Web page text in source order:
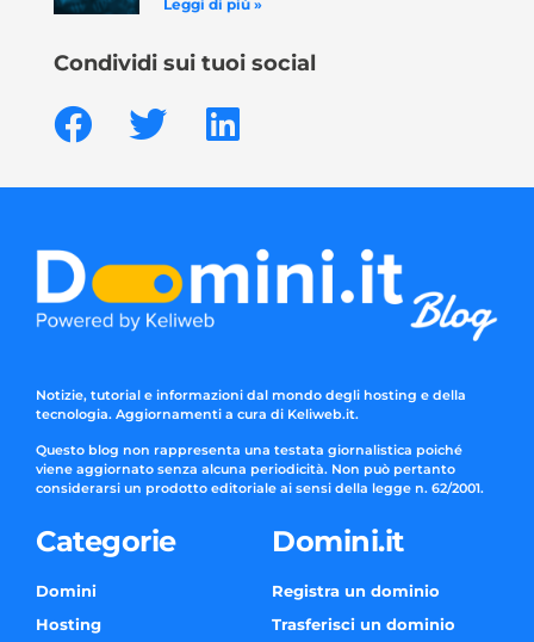
Leggi di più »
Condividi sui tuoi social
Notizie, tutorial e informazioni dal mondo degli hosting e della
tecnologia. Aggiornamenti a cura di Keliweb.it.
Questo blog non rappresenta una testata giornalistica poiché
viene aggiornato senza alcuna periodicità. Non può pertanto
considerarsi un prodotto editoriale ai sensi della legge n. 62/2001.
Categorie
Domini
Hosting
Domini.it
Registra un dominio
Trasferisci un dominio